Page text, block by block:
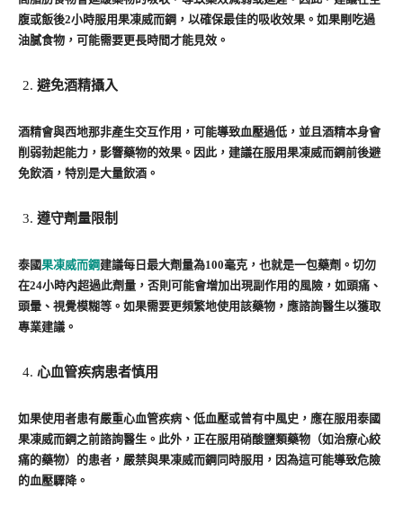
腹或飯後2小時服用果凍威而鋼，以確保最佳的吸收效果。如果剛吃過
油膩食物，可能需要更長時間才能見效。
避免酒精攝入
酒精會與西地那非產生交互作用，可能導致血壓過低，並且酒精本身會
削弱勃起能力，影響藥物的效果。因此，建議在服用果凍威而鋼前後避
免飲酒，特別是大量飲酒。
遵守劑量限制
泰國果凍威而鋼建議每日最大劑量為100毫克，也就是一包藥劑。切勿
在24小時內超過此劑量，否則可能會增加出現副作用的風險，如頭痛、
頭暈、視覺模糊等。如果需要更頻繁地使用該藥物，應諮詢醫生以獲取
專業建議。
心血管疾病患者慎用
如果使用者患有嚴重心血管疾病、低血壓或曾有中風史，應在服用泰國
果凍威而鋼之前諮詢醫生。此外，正在服用硝酸鹽類藥物（如治療心絞
痛的藥物）的患者，嚴禁與果凍威而鋼同時服用，因為這可能導致危險
的血壓驟降。